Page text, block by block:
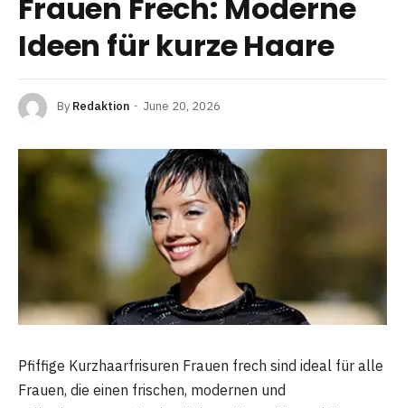
Frauen Frech: Moderne
Ideen für kurze Haare
By Redaktion June 20, 2026
Pfiffige Kurzhaarfrisuren Frauen frech sind ideal für alle
Frauen, die einen frischen, modernen und